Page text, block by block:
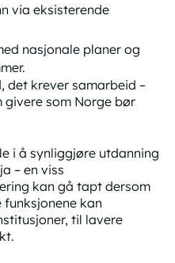
via eksisterende
nasjonale planer og
det krever samarbeid –
givere som Norge bør
i å synliggjøre utdanning
– en viss
kan gå tapt dersom
funksjonene kan
til lavere